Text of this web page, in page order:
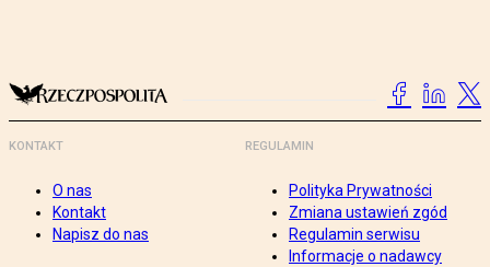
KONTAKT
O nas
Kontakt
Napisz do nas
REGULAMIN
Polityka Prywatności
Zmiana ustawień zgód
Regulamin serwisu
Informacje o nadawcy